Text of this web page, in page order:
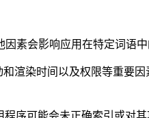
素会影响应用在特定词语中
渲染时间以及权限等重要
序可能会未正确索引或对其